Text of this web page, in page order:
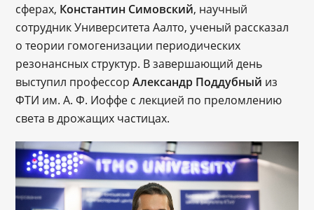
сферах, Константин Симовский, научный
сотрудник Университета Аалто, ученый рассказал
о теории гомогенизации периодических
резонансных структур. В завершающий день
выступил профессорАлександр Поддубный из
ФТИ им. А. Ф. Иоффе с лекцией по преломлению
света в дрожащих частицах.